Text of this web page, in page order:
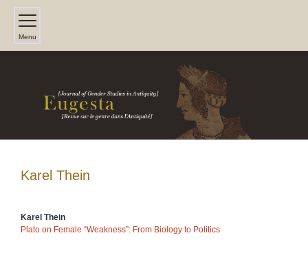
Menu
Karel Thein
Karel Thein
Plato on Female “Weakness”: From Biology to Politics